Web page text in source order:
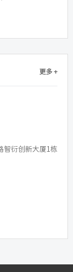
更多 +
智衍创新大厦1栋